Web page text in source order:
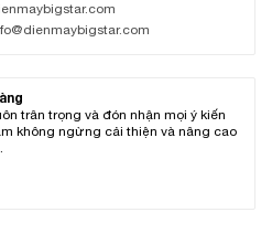
trân trọng và đón nhận mọi ý kiến
không ngừng cải thiện và nâng cao